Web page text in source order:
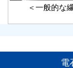
＜一般的な
電